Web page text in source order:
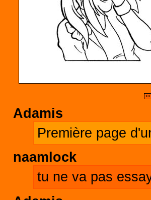
Adamis
Première page
naamlock
tu ne va pas